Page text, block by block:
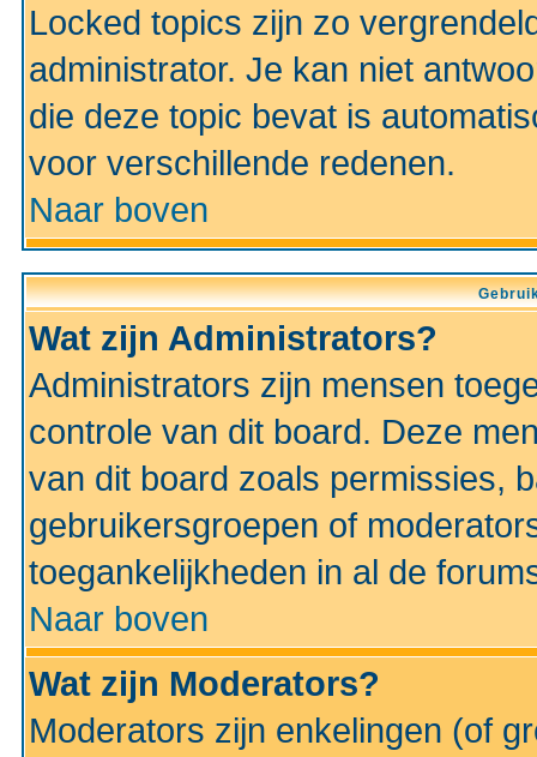
Locked topics zijn zo
administrator. Je kan niet
die deze topic bevat is
voor verschillende redenen.
Naar boven
Wat zijn Administrators?
Administrators zijn mensen
controle van dit board. Deze
van dit board zoals permissies,
gebruikersgroepen of
toegankelijkheden in al de
Naar boven
Wat zijn Moderators?
Moderators zijn enkelingen (of